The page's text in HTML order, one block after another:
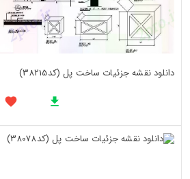
دانلود نقشه جزئیات ساخت پل (کد38215)